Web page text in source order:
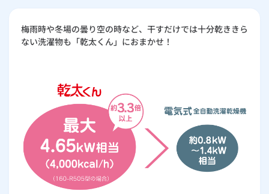
梅雨時や冬場の曇り空の時など、干すだけでは十分乾ききら
ない洗濯物も「乾太くん」におまかせ！